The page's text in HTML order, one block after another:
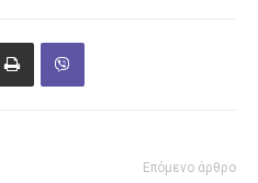
Επόμενο άρθρο